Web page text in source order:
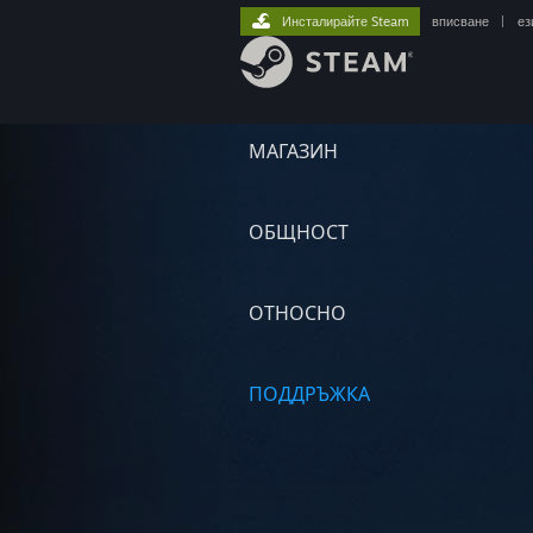
МАГАЗИН
ОБЩНОСТ
ОТНОСНО
ПОДДРЪЖКА
Инсталирайте Steam вписване